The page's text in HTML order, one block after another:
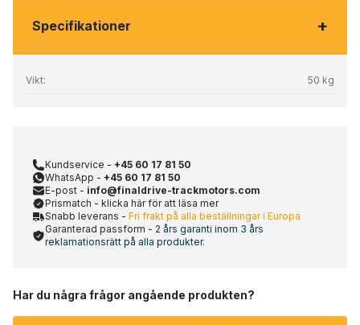
Specifikationer +
Vikt: 50 kg
Kundservice - +45 60 17 81 50
WhatsApp - +45 60 17 81 50
E-post - info@finaldrive-trackmotors.com
Prismatch - klicka här för att läsa mer
Snabb leverans - Fri frakt på alla beställningar i Europa
Garanterad passform - 2 års garanti inom 3 års
reklamationsrätt på alla produkter.
Har du några frågor angående produkten?